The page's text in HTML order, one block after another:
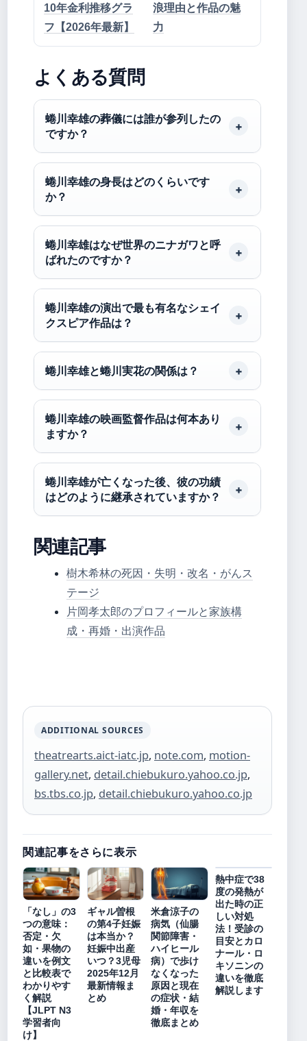
10年金利推移グラ
フ【2026年最新】
浪理由と作品の魅
力
よくある質問
蜷川幸雄の葬儀には誰が参列したの
ですか？
蜷川幸雄の身長はどのくらいです
か？
蜷川幸雄はなぜ世界のニナガワと呼
ばれたのですか？
蜷川幸雄の演出で最も有名なシェイ
クスピア作品は？
蜷川幸雄と蜷川実花の関係は？
蜷川幸雄の映画監督作品は何本あり
ますか？
蜷川幸雄が亡くなった後、彼の功績
はどのように継承されていますか？
関連記事
樹木希林の死因・失明・改名・がんス
テージ
片岡孝太郎のプロフィールと家族構
成・再婚・出演作品
ADDITIONAL SOURCES
theatrearts.aict-iatc.jp, note.com, motion-
gallery.net, detail.chiebukuro.yahoo.co.jp,
bs.tbs.co.jp, detail.chiebukuro.yahoo.co.jp
関連記事をさらに表示
「なし」の3
つの意味：
否定・欠
如・果物の
違いを例文
と比較表で
わかりやす
く解説
【JLPT N3
学習者向
け】
ギャル曽根
の第4子妊娠
は本当か？
妊娠中出産
いつ？3児母
2025年12月
最新情報ま
とめ
米倉涼子の
病気（仙腸
関節障害・
ハイヒール
病）で歩け
なくなった
原因と現在
の症状・結
婚・年収を
徹底まとめ
熱中症で38
度の発熱が
出た時の正
しい対処
法！受診の
目安とカロ
ナール・ロ
キソニンの
違いを徹底
解説します